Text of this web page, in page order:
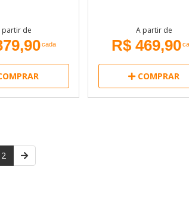
partir de
cada
A partir de
R$ 469,90
COMPRAR
2